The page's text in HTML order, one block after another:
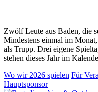
Zwölf Leute aus Baden, die
Mindestens einmal im
als Trupp. Drei eigene
stehen dieses Jahr im
Wo wir 2026 spielen Für
Hauptsponsor